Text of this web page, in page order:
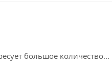
большое количество...